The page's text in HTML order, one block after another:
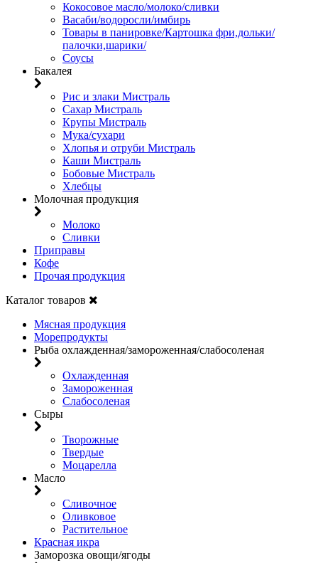
Кокосовое масло/молоко/сливки
Васаби/водоросли/имбирь
Товары в панировке/Картошка фри,дольки/
палочки,шарики/
Соусы
Бакалея
Рис и злаки Мистраль
Сахар Мистраль
Крупы Мистраль
Мука/сухари
Хлопья и отруби Мистраль
Каши Мистраль
Бобовые Мистраль
Хлебцы
Молочная продукция
Молоко
Сливки
Приправы
Кофе
Прочая продукция
Каталог товаров
Мясная продукция
Морепродукты
Рыба охлажденная/замороженная/слабосоленая
Охлажденная
Замороженная
Слабосоленая
Сыры
Творожные
Твердые
Моцарелла
Масло
Сливочное
Оливковое
Растительное
Красная икра
Заморозка овощи/ягоды